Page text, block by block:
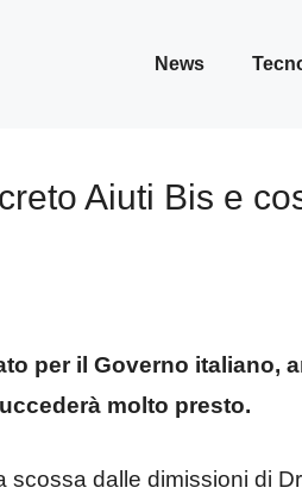
News
Aiuti Bis e
per il Governo italiano,
molto presto.
scossa dalle dimissioni di